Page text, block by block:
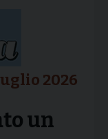
2026
un